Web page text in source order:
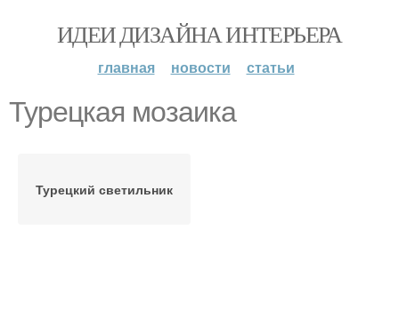
ИДЕИ ДИЗАЙНА ИНТЕРЬЕРА
главная новости статьи
Турецкая мозаика
Турецкий светильник